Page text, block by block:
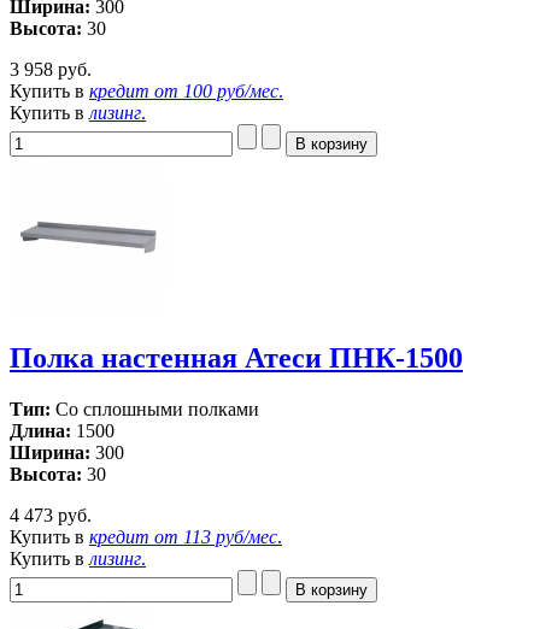
Ширина: 300
Высота: 30
3 958 руб.
Купить в кредит от 100 руб/мес.
Купить в лизинг.
Полка настенная Атеси ПНК-1500
Тип: Со сплошными полками
Длина: 1500
Ширина: 300
Высота: 30
4 473 руб.
Купить в кредит от 113 руб/мес.
Купить в лизинг.